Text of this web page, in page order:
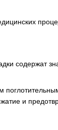
содержат
и